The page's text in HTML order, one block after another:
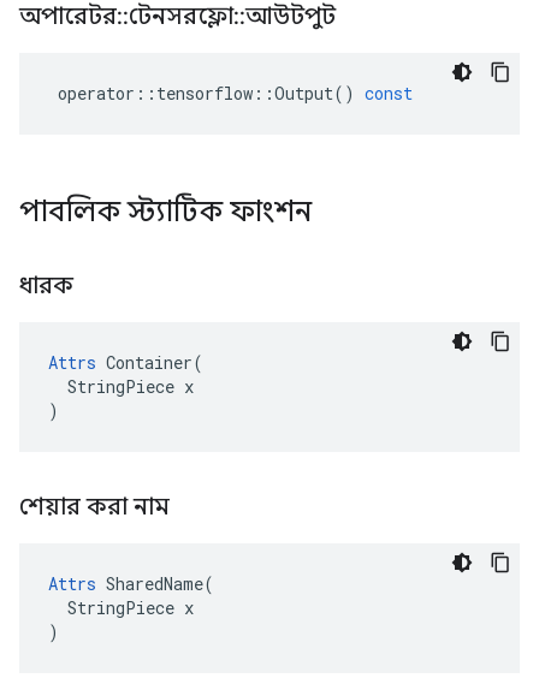
অপারেটর::টেনসরফ্লো::আউটপুট
operator :: tensorflow ::Output() const
পাবলিক স্ট্যাটিক ফাংশন
ধারক
Attrs Container(
  StringPiece x
)
শেয়ার করা নাম
Attrs SharedName(
  StringPiece x
)